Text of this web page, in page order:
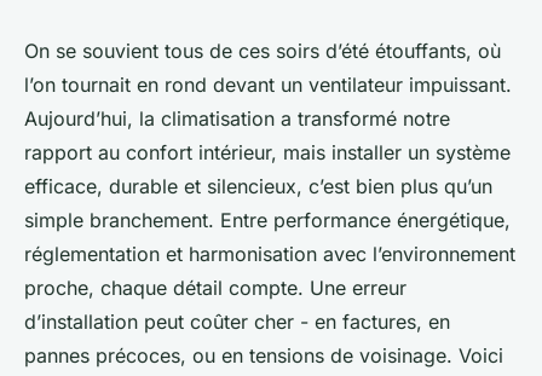
Guide complet pour bien
installer votre climatisation
Joséphine• 12/06/2026 09:27• 8 min de lecture
On se souvient tous de ces soirs d’été étouffants, où
l’on tournait en rond devant un ventilateur impuissant.
Aujourd’hui, la climatisation a transformé notre
rapport au confort intérieur, mais installer un système
efficace, durable et silencieux, c’est bien plus qu’un
simple branchement. Entre performance énergétique,
réglementation et harmonisation avec l’environnement
proche, chaque détail compte. Une erreur
d’installation peut coûter cher - en factures, en
pannes précoces, ou en tensions de voisinage. Voici